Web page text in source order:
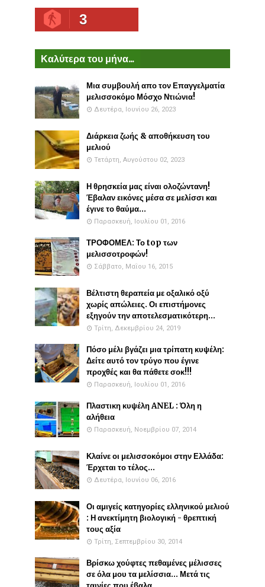
3
Καλύτερα του μήνα...
Μια συμβουλή απο τον Επαγγελματία
μελισσοκόμο Μόσχο Ντιώνια!
Δευτέρα, Ιουνίου 26, 2023
Διάρκεια ζωής & αποθήκευση του
μελιού
Τετάρτη, Αυγούστου 02, 2023
Η θρησκεία μας είναι ολοζώντανη!
Έβαλαν εικόνες μέσα σε μελίσσι και
έγινε το θαύμα...
Παρασκευή, Ιουλίου 01, 2016
ΤΡΟΦΟΜΕΛ: Το top των
μελισσοτροφών!
Σάββατο, Μαΐου 16, 2015
Βέλτιστη θεραπεία με οξαλικό οξύ
χωρίς απώλειες. Οι επιστήμονες
εξηγούν την αποτελεσματικότερη...
Τρίτη, Δεκεμβρίου 24, 2019
Πόσο μέλι βγάζει μια τρίπατη κυψέλη:
Δείτε αυτό τον τρύγο που έγινε
προχθές και θα πάθετε σοκ!!!
Παρασκευή, Ιουλίου 01, 2016
Πλαστικη κυψέλη ANEL : Όλη η
αλήθεια
Παρασκευή, Νοεμβρίου 07, 2014
Κλαίνε οι μελισσοκόμοι στην Ελλάδα:
Έρχεται το τέλος...
Δευτέρα, Ιουνίου 06, 2016
Οι αμιγείς κατηγορίες ελληνικού μελιού
: Η ανεκτίμητη βιολογική - θρεπτική
τους αξία
Τρίτη, Σεπτεμβρίου 30, 2014
Βρίσκω χούφτες πεθαμένες μέλισσες
σε όλα μου τα μελίσσια... Μετά τις